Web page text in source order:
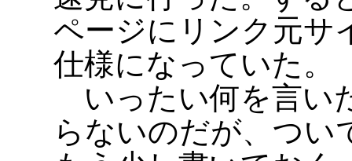
ページにリンク元サ
仕様になっていた。
いったい何を言い
らないのだが、つい